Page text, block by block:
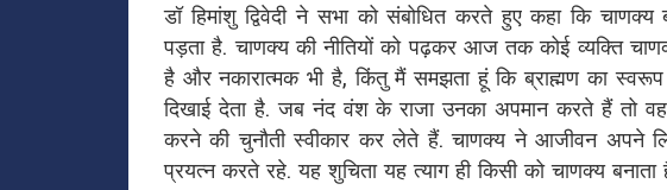
डॉ हिमांशु द्विवेदी ने सभा को संबोधित करते हुए कहा कि
पड़ता है. चाणक्य की नीतियों को पढ़कर आज तक कोई व्यक्ति
है और नकारात्मक भी है, किंतु मैं समझता हूं कि ब्राह्मण का
दिखाई देता है. जब नंद वंश के राजा उनका अपमान करते हैं तो
करने की चुनौती स्वीकार कर लेते हैं. चाणक्य ने आजीवन अपने
प्रयत्न करते रहे. यह शुचिता यह त्याग ही किसी को चाणक्य बनाता